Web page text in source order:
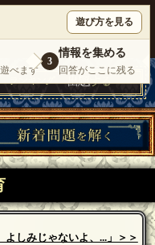
|お問い合わせ
|
しみじゃないよ、...」＞＞
遊び方を見る
べます
3
情報を集める
回答がここに残る